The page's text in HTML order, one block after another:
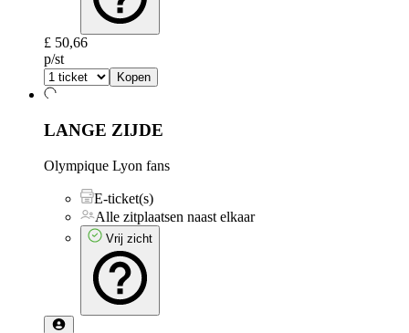
£ 50,66
p/st
Kopen
LANGE ZIJDE
Olympique Lyon fans
E-ticket(s)
Alle zitplaatsen naast elkaar
Vrij zicht